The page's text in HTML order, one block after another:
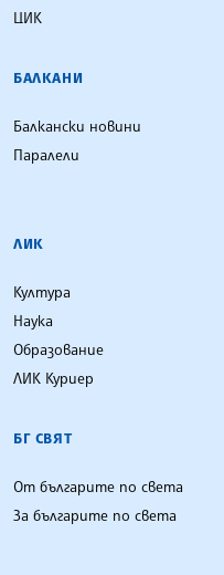
ЦИК
БАЛКАНИ
Балкански новини
Паралели
ЛИК
Култура
Наука
Образование
ЛИК Куриер
БГ СВЯТ
От българите по света
За българите по света